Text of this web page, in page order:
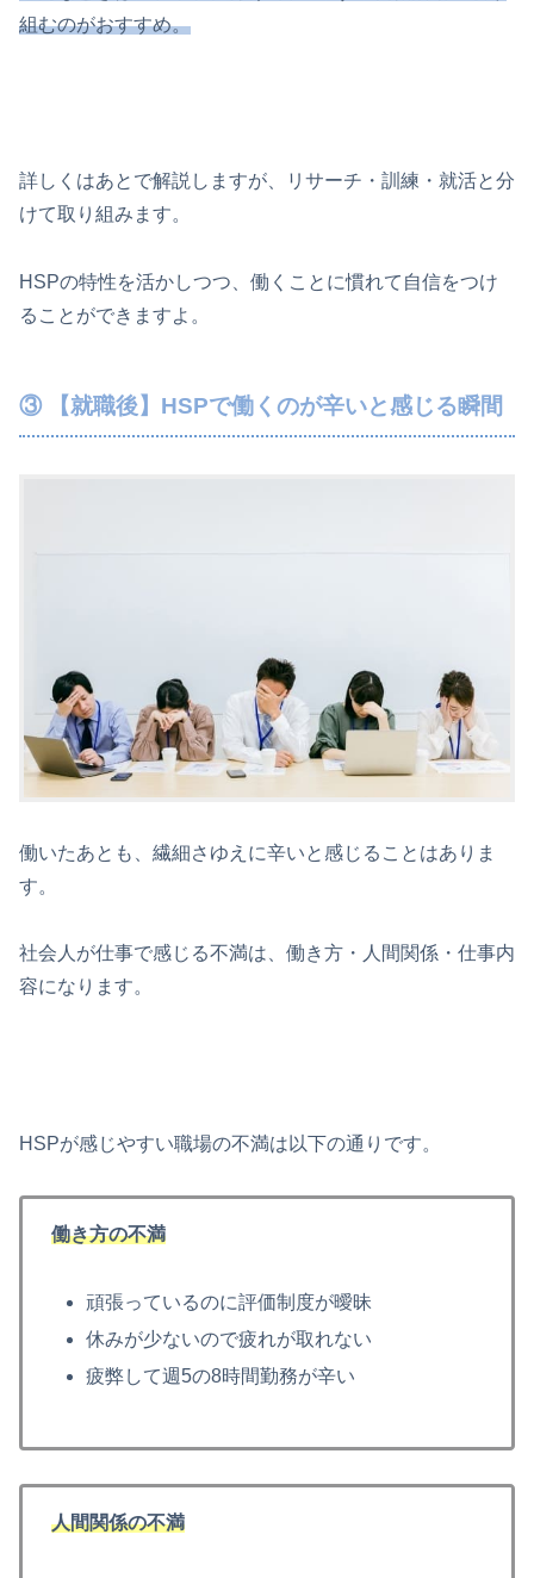
組むのがおすすめ。
詳しくはあとで解説しますが、リサーチ・訓練・就活と分
けて取り組みます。
HSPの特性を活かしつつ、働くことに慣れて自信をつけ
ることができますよ。
③ 【就職後】HSPで働くのが辛いと感じる瞬間
働いたあとも、繊細さゆえに辛いと感じることはありま
す。
社会人が仕事で感じる不満は、働き方・人間関係・仕事内
容になります。
HSPが感じやすい職場の不満は以下の通りです。
働き方の不満
頑張っているのに評価制度が曖昧
休みが少ないので疲れが取れない
疲弊して週5の8時間勤務が辛い
人間関係の不満